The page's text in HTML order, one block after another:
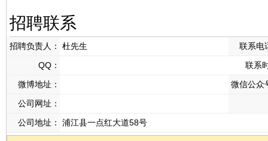
招聘联系
招聘负责人： 杜先生
联系电
QQ：
联系
微博地址：
微信公众
公司网址：
公司地址：
浦江县一点红大道58号